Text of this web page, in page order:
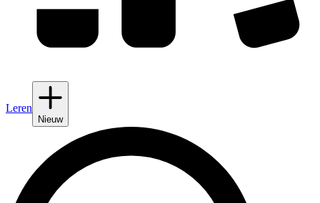
Leren
Nieuw